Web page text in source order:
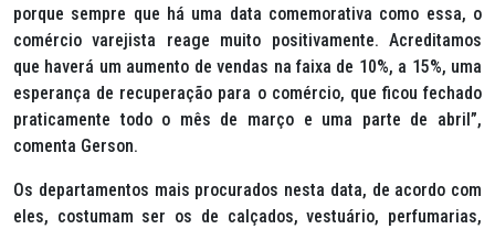
porque sempre que há uma data comemorativa como essa, o
comércio varejista reage muito positivamente. Acreditamos
que haverá um aumento de vendas na faixa de 10%, a 15%, uma
esperança de recuperação para o comércio, que ficou fechado
praticamente todo o mês de março e uma parte de abril”,
comenta Gerson.
Os departamentos mais procurados nesta data, de acordo com
eles, costumam ser os de calçados, vestuário, perfumarias,